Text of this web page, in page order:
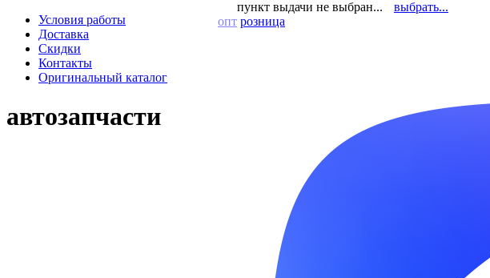
Условия работы
Доставка
Скидки
Контакты
Оригинальный каталог
пункт выдачи не выбран...
выбрать...
опт розница
автозапчасти